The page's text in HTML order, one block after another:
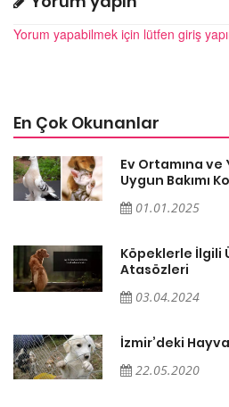
Yorum yapabilmek için lütfen giriş
En Çok Okunanlar
Ev Ortamına
Uygun Bakımı
01.01.2025
Köpeklerle İlgili
Atasözleri
03.04.2024
İzmir’deki
22.05.2020